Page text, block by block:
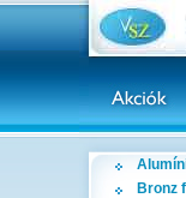
Bronz